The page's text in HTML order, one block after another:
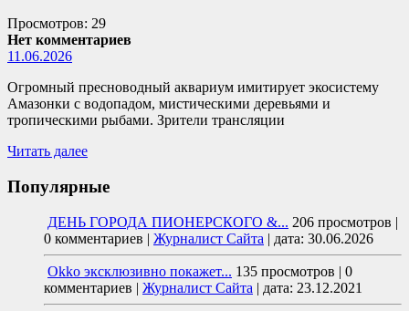
Просмотров: 29
Нет комментариев
11.06.2026
Огромный пресноводный аквариум имитирует экосистему
Амазонки с водопадом, мистическими деревьями и
тропическими рыбами. Зрители трансляции
Читать далее
Популярные
ДЕНЬ ГОРОДА ПИОНЕРСКОГО &... 206 просмотров |
0 комментариев | Журналист Сайта | дата: 30.06.2026
Okko эксклюзивно покажет... 135 просмотров | 0
комментариев | Журналист Сайта | дата: 23.12.2021